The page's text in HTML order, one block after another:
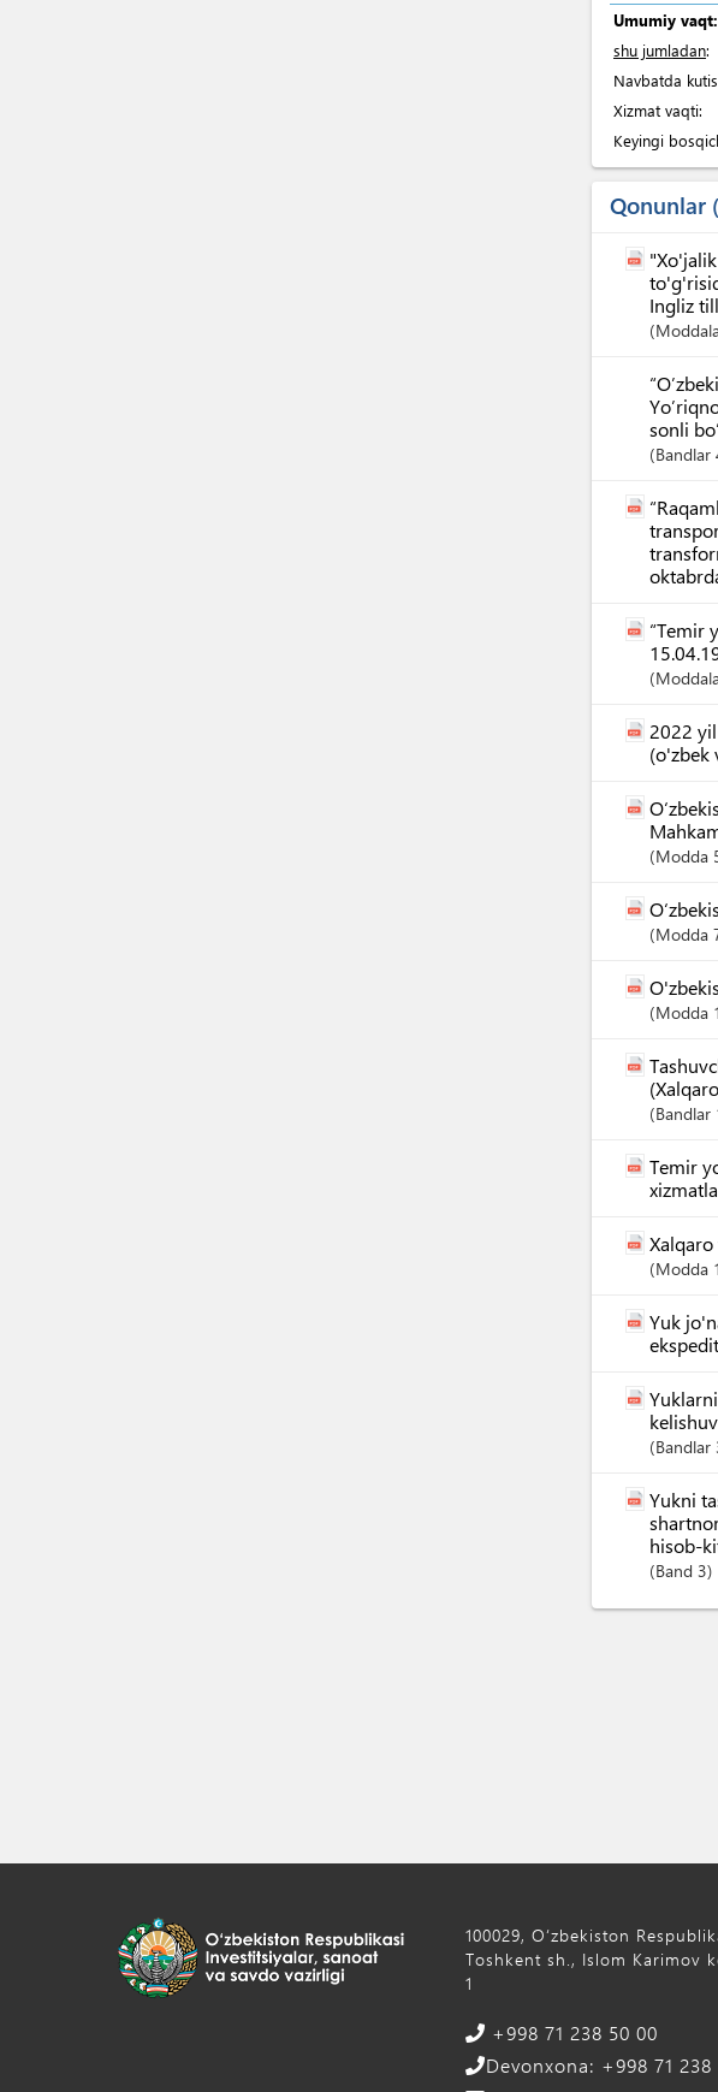
Umumiy vaqt:
shu jumladan:
Navbatda
Xizmat vaqti:
Keyingi
Qonunlar
Ingliz
sonli
Bandlar
“Temir
2022
(o'zbek
Modda
Modda
Modda
Bandlar
Temir
Modda
Yuk
Bandlar
Yukni
hisob-
Band 3
100029, Oʻzbekiston
Toshkent sh., Islom Karimov
1
+998 71 238 50 00
Devonxona: +998 71 238